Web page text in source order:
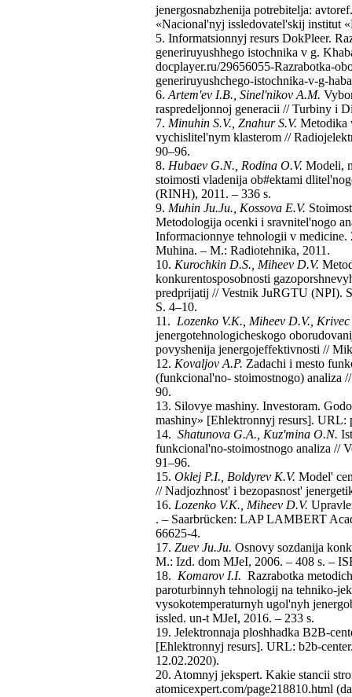
jenergosnabzhenija potrebitelja:
«Nacional'nyj issledovatel'skij institut
5. Informatsionnyj resurs DokPleer.
generiruyushhego istochnika v g.
docplayer.ru/29656055-Razrabotka-
generiruyushchego-istochnika-v-g-
6.Artem'ev I.B., Sinel'nikov A.M.
raspredeljonnoj generacii // Turbiny i
7. Minuhin S.V., Znahur S.V. Metodika
vychislitel'nym klasterom //
90–96.
8. Hubaev G.N., Rodina O.V. Modeli,
stoimosti vladenija ob#ektami
(RINH), 2011. – 336 s.
9. Muhin Ju.Ju., Kossova E.V.
Metodologija ocenki i sravnitel'nogo
Informacionnye tehnologii v medicine.
Muhina. – M.: Radiotehnika, 2011.
10. Kurochkin D.S., Miheev D.V.
konkurentosposobnosti
predprijatij // Vestnik JuRGTU (NPI).
S. 4–10.
11. Lozenko V.K., Miheev D.V.,
jenergotehnologicheskogo
povyshenija jenergojeffektivnosti //
12. Kovaljov A.P. Zadachi i mesto
(funkcional'no- stoimostnogo)
90.
13. Silovye mashiny. Investoram.
mashiny» [Ehlektronnyj resurs]. URL:
14. Shatunova G.A., Kuz'mina O.N.
funkcional'no-stoimostnogo analiza //
91–96.
15. Oklej P.I., Boldyrev K.V. Model'
// Nadjozhnost' i bezopasnost'
16. Lozenko V.K., Miheev D.V.
. – Saarbrücken: LAP LAMBERT
66625-4.
17. Zuev Ju.Ju. Osnovy sozdanija
M.: Izd. dom MJeI, 2006. – 408 s. –
18. Komarov I.I. Razrabotka
paroturbinnyh tehnologij na tehniko-
vysokotemperaturnyh ugol'nyh
issled. un-t MJeI, 2016. – 233 s.
19. Jelektronnaja ploshhadka B2B-
[Ehlektronnyj resurs]. URL: b2b-
12.02.2020).
20. Atomnyj jekspert. Kakie stancii
atomicexpert.com/page218810.html